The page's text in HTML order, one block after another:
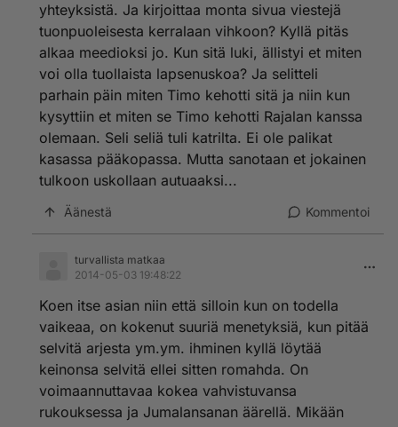
yhteyksistä. Ja kirjoittaa monta sivua viestejä
tuonpuoleisesta kerralaan vihkoon? Kyllä pitäs
alkaa meedioksi jo. Kun sitä luki, ällistyi et miten
voi olla tuollaista lapsenuskoa? Ja selitteli
parhain päin miten Timo kehotti sitä ja niin kun
kysyttiin et miten se Timo kehotti Rajalan kanssa
olemaan. Seli seliä tuli katrilta. Ei ole palikat
kasassa pääkopassa. Mutta sanotaan et jokainen
tulkoon uskollaan autuaaksi...
Äänestä Kommentoi
turvallista matkaa
2014-05-03 19:48:22
Koen itse asian niin että silloin kun on todella
vaikeaa, on kokenut suuriä menetyksiä, kun pitää
selvitä arjesta ym.ym. ihminen kyllä löytää
keinonsa selvitä ellei sitten romahda. On
voimaannuttavaa kokea vahvistuvansa
rukouksessa ja Jumalansanan äärellä. Mikään